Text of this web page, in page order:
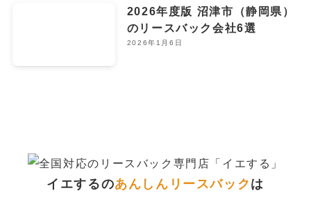
2026年度版 沼津市（静岡県）
のリースバック会社6選
2026年1月6日
イエするのあんしんリースバック は